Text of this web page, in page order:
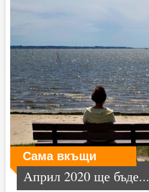
Сама вкъщи
Април 2020 ще бъде...